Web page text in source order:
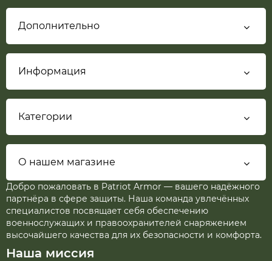
Дополнительно
Информация
Категории
О нашем магазине
Добро пожаловать в Patriot Armor — вашего надёжного
партнёра в сфере защиты. Наша команда увлечённых
специалистов посвящает себя обеспечению
военнослужащих и правоохранителей снаряжением
высочайшего качества для их безопасности и комфорта.
Наша миссия